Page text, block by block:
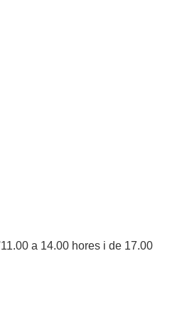
a 14.00 hores i de 17.00